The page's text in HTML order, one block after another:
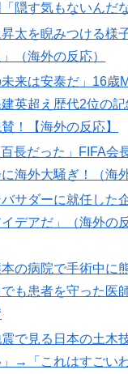
り合っただけで折れる
のに二度と起動しな
ウルの宿泊費や交通費
の物価事情がこちら
の？‥」
は僅かな情報で垢特定
の有力紙も大韓サッ
報道！」→「国際的ス
で優勝するんだ」日本
ポット1争いに熱視線
、いまだ都市伝説扱い
信じた」
！」日本とドイツの
隠す気もないんだな
太を睨みつける様
（海外の反応）
来は安泰だ」16歳
英超え歴代2位の
！【海外の反応】
長だった」FIFA会
海外大騒ぎ！（海
サダーに就任した
デアだ」（海外の反
の病院で手術中に
も患者を守った医
で見る日本の土木
→「これはすごい